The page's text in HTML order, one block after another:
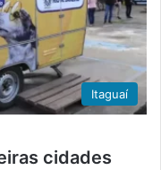
Itaguaí
cidades